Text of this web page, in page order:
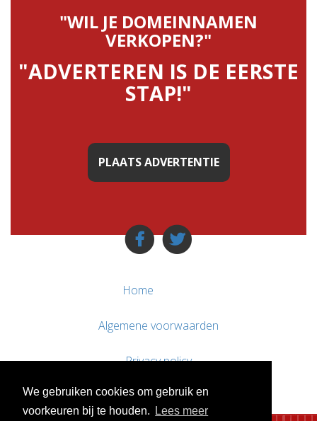
We gebruiken cookies om gebruik en
voorkeuren bij te houden.
Lees meer
"WIL JE DOMEINNAMEN
VERKOPEN?"
"ADVERTEREN IS DE EERSTE
STAP!"
PLAATS ADVERTENTIE
Home
Algemene voorwaarden
Privacy policy
Contact / Support